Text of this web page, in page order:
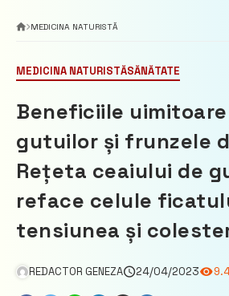
MEDICINA NATURISTĂ
MEDICINA NATURISTĂSĂNĂTATE
Beneficiile
gutuilor și frunzele
Rețeta ceaiului de
reface celule
tensiunea și
REDACTOR GENEZA 24/04/2023